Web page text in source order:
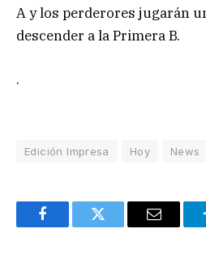
A y los perderores jugarán
descender a la Primera B.
.
Edición Impresa Hoy News
FacebookTwitter Email